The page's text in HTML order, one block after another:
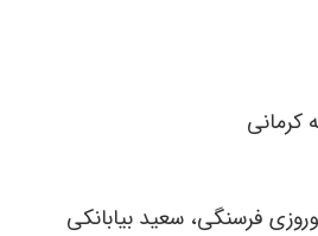
کرمانی
فرسنگی، سعید بیابانکی